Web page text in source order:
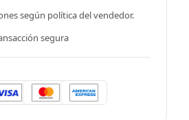
según política del vendedor.
segura